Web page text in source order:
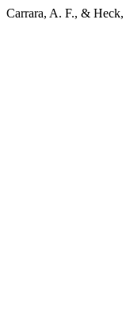
Carrara, A. F., &